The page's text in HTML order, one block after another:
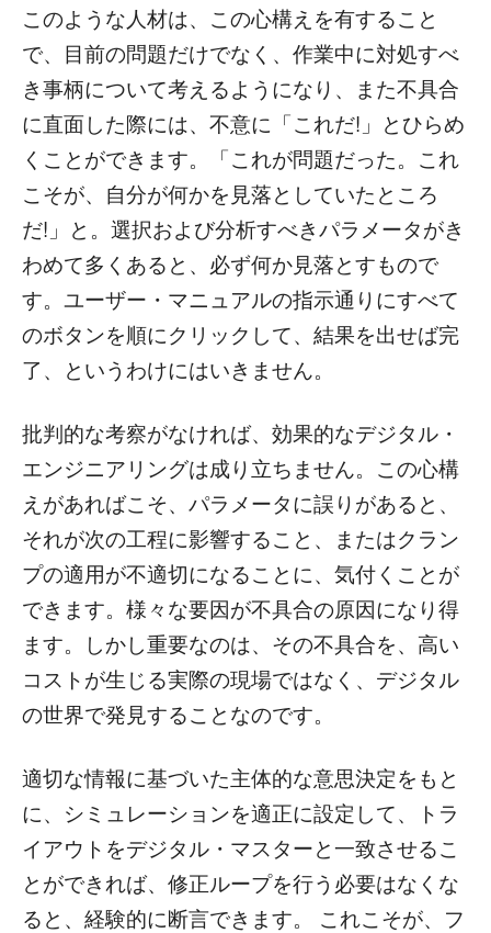
このような人材は、この心構えを有すること
で、目前の問題だけでなく、作業中に対処すべ
き事柄について考えるようになり、また不具合
に直面した際には、不意に「これだ!」とひらめ
くことができます。「これが問題だった。これ
こそが、自分が何かを見落としていたところ
だ!」と。選択および分析すべきパラメータがき
わめて多くあると、必ず何か見落とすもので
す。ユーザー・マニュアルの指示通りにすべて
のボタンを順にクリックして、結果を出せば完
了、というわけにはいきません。
批判的な考察がなければ、効果的なデジタル・
エンジニアリングは成り立ちません。この心構
えがあればこそ、パラメータに誤りがあると、
それが次の工程に影響すること、またはクラン
プの適用が不適切になることに、気付くことが
できます。様々な要因が不具合の原因になり得
ます。しかし重要なのは、その不具合を、高い
コストが生じる実際の現場ではなく、デジタル
の世界で発見することなのです。
適切な情報に基づいた主体的な意思決定をもと
に、シミュレーションを適正に設定して、トラ
イアウトをデジタル・マスターと一致させるこ
とができれば、修正ループを行う必要はなくな
ると、経験的に断言できます。 これこそが、フ